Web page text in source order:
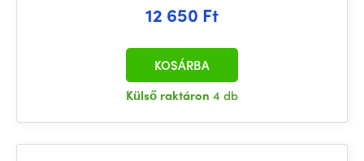
12 650 Ft
Külső raktáron 4 db
KOSÁRBA